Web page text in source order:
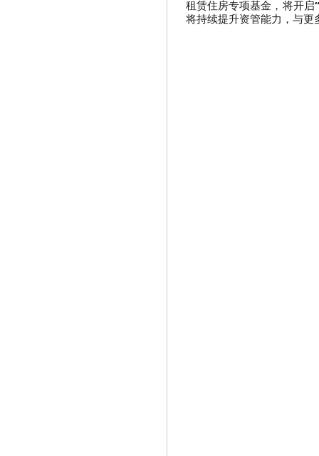
租赁住房专项基金，将开启
将持续提升资管能力，与